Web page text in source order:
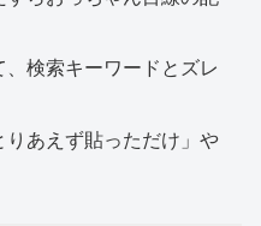
検索キーワードとズレ
あえず貼っただけ」や